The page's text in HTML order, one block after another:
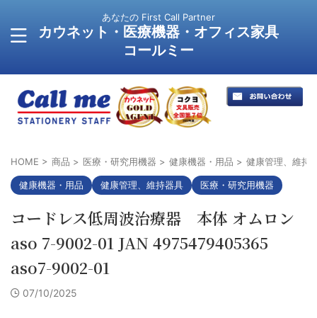
あなたの First Call Partner
カウネット・医療機器・オフィス家具
コールミー
HOME > 商品 > 医療・研究用機器 > 健康機器・用品 > 健康管理、維持
健康機器・用品 健康管理、維持器具 医療・研究用機器
コードレス低周波治療器 本体 オムロン
aso 7-9002-01 JAN 4975479405365
aso7-9002-01
07/10/2025